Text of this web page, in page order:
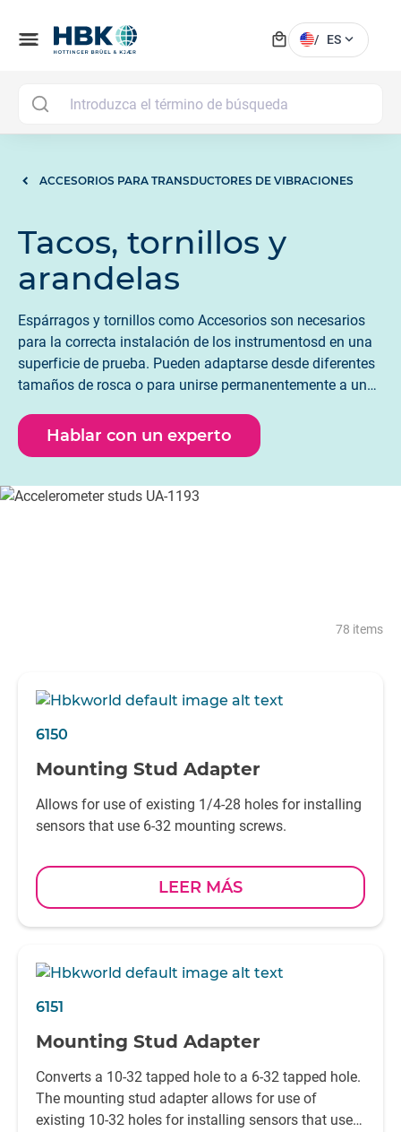
menu local_mall / ES expand_more
ACCESORIOS PARA TRANSDUCTORES DE VIBRACIONES
Tacos, tornillos y
arandelas
Espárragos y tornillos como Accesorios son necesarios
para la correcta instalación de los instrumentosd en una
superficie de prueba. Pueden adaptarse desde diferentes
tamaños de rosca o para unirse permanentemente a una
Hablar con un experto
78 items
6150
Mounting Stud Adapter
Allows for use of existing 1/4-28 holes for installing
sensors that use 6-32 mounting screws.
LEER MÁS
6151
Mounting Stud Adapter
Converts a 10-32 tapped hole to a 6-32 tapped hole.
The mounting stud adapter allows for use of
existing 10-32 holes for installing sensors that use